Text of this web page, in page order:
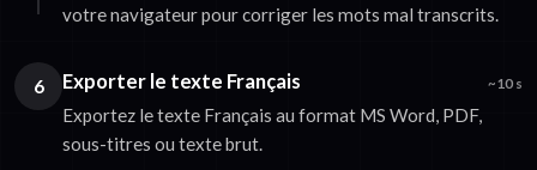
votre navigateur pour corriger les mots mal transcrits.
6 Exporter le texte Français ~10 s
Exportez le texte Français au format MS Word, PDF,
sous-titres ou texte brut.